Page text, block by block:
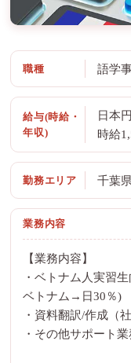
職種 語学
給与(時給・
年収)
日本円
時給
勤務エリア 千葉
業務内容
【業務内容】
・ベトナム人実習
ベトナム→日30％)
・資料翻訳/作成（
・その他サポート業